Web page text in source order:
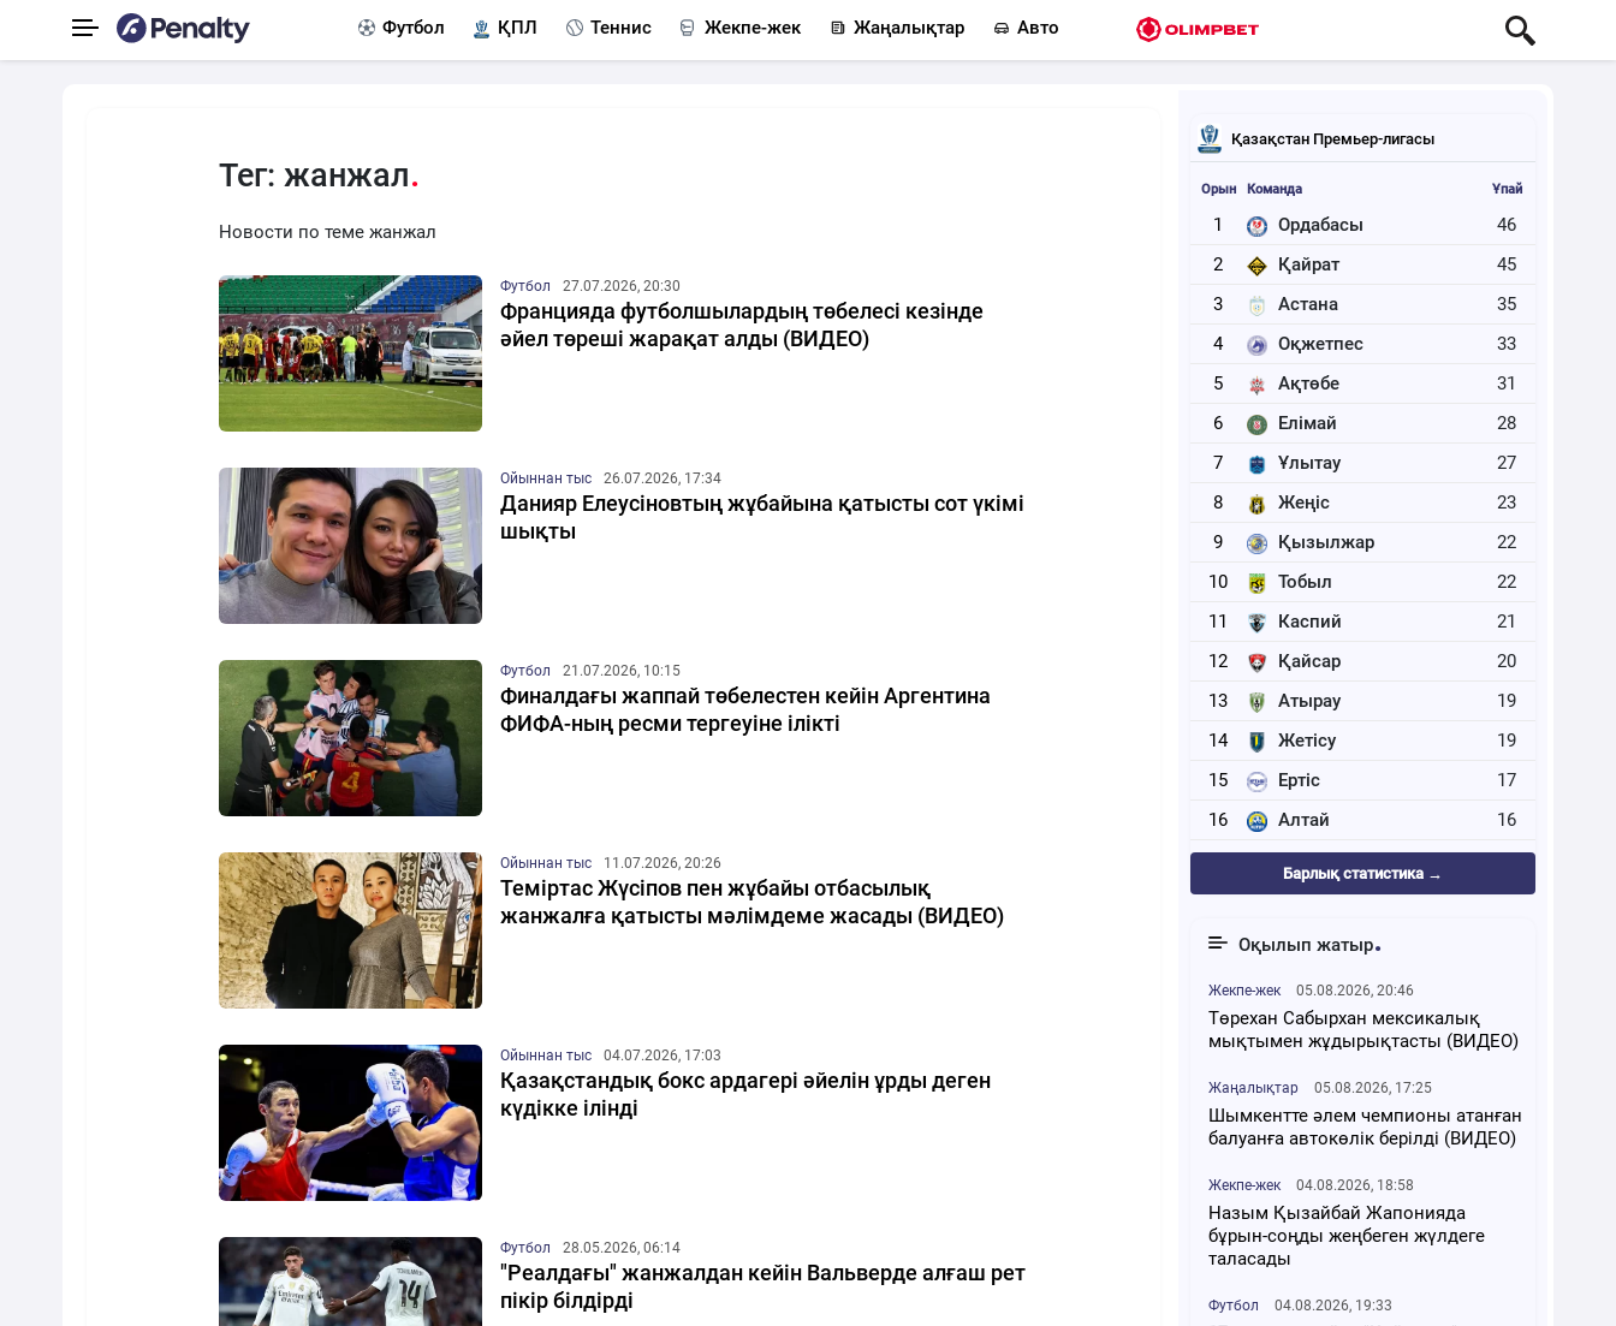
Футбол ҚПЛ Теннис Жекпе-жек Жаңалықтар Авто
Тег: жанжал
Новости по теме жанжал
Футбол 27.07.2026, 20:30
Францияда футболшылардың төбелесі кезінде
әйел төреші жарақат алды (ВИДЕО)
Ойыннан тыс 26.07.2026, 17:34
Данияр Елеусіновтың жұбайына қатысты сот үкімі
шықты
Футбол 21.07.2026, 10:15
Финалдағы жаппай төбелестен кейін Аргентина
ФИФА-ның ресми тергеуіне ілікті
Ойыннан тыс 11.07.2026, 20:26
Теміртас Жүсіпов пен жұбайы отбасылық
жанжалға қатысты мәлімдеме жасады (ВИДЕО)
Ойыннан тыс 04.07.2026, 17:03
Қазақстандық бокс ардагері әйелін ұрды деген
күдікке ілінді
Футбол 28.05.2026, 06:14
"Реалдағы" жанжалдан кейін Вальверде алғаш рет
пікір білдірді
Қазақстан Премьер-лигасы
Орын Команда Ұпай
1 Ордабасы
46
2
Қайрат
45
3
Астана
35
4
Оқжетпес
33
5
Ақтөбе
31
6
Елімай
28
7
Ұлытау
27
8
Жеңіс
23
9
Қызылжар
22
10
Тобыл
22
11
Каспий
21
12
Қайсар
20
13
Атырау
19
14
Жетісу
19
15
Ертіс
17
16
Алтай 16
Барлық статистика →
Оқылып жатыр
Жекпе-жек 05.08.2026, 20:46
Төрехан Сабырхан мексикалық
мықтымен жұдырықтасты (ВИДЕО)
Жаңалықтар 05.08.2026, 17:25
Шымкентте әлем чемпионы атанған
балуанға автокөлік берілді (ВИДЕО)
Жекпе-жек 04.08.2026, 18:58
Назым Қызайбай Жапонияда
бұрын-соңды жеңбеген жүлдеге
таласады
Футбол 04.08.2026, 19:33